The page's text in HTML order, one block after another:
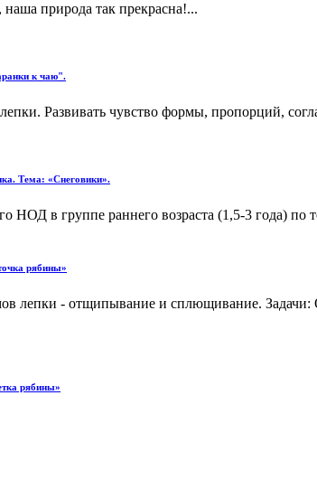
наша природа так прекрасна!...
к чаю".
Развивать чувство формы, пропорций,
Тема: «Снеговики».
НОД в группе раннего возраста (1,5-3 года)
рябины»
лепки - отщипывание и сплющивание.
рябины»